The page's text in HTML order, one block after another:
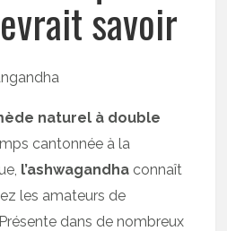
savoir
naturel à double
cantonnée à la
l’ashwagandha connaît
les amateurs de
dans de nombreux